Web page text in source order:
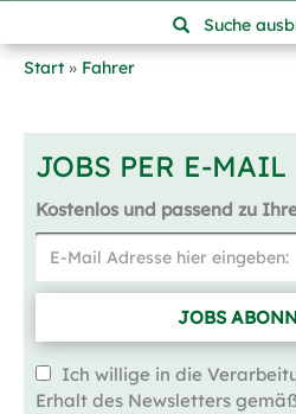
Suche
Start
Fahrer
JOBS PER E-MAIL
Kostenlos und passend zu
JOBS
Ich willige in die
Erhalt des Newsletters